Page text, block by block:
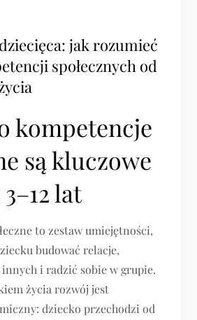
jak rozumieć
społecznych od
kompetencje
są kluczowe
lat
to zestaw umiejętności,
budować relacje,
i radzić sobie w grupie.
życia rozwój jest
dziecko przechodzi od